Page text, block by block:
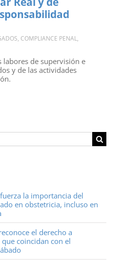
, COMPLIANCE PENAL,
labores de supervisión e
y de las actividades
la importancia del
en obstetricia, incluso en
el derecho a
coincidan con el